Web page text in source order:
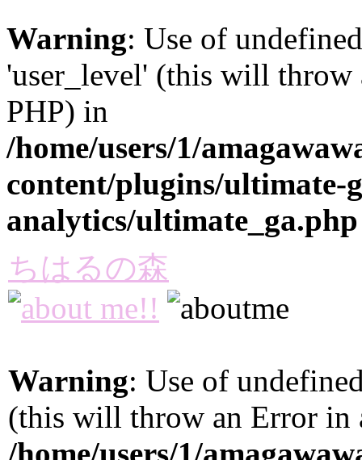
Warning: Use of
'user_level' (this will
PHP) in
/home/users/1/
content/plugins/ultimate-
analytics/ultimate_ga.php
ちはるの森
Warning: Use of
(this will throw an Error in